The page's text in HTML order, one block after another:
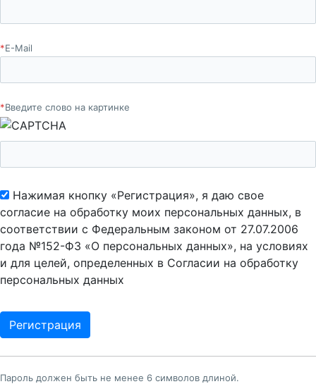
*E-Mail
*Введите слово на картинке
Нажимая кнопку «Регистрация», я даю свое
согласие на обработку моих персональных данных, в
соответствии с Федеральным законом от 27.07.2006
года №152-ФЗ «О персональных данных», на условиях
и для целей, определенных в Согласии на обработку
персональных данных
Пароль должен быть не менее 6 символов длиной.